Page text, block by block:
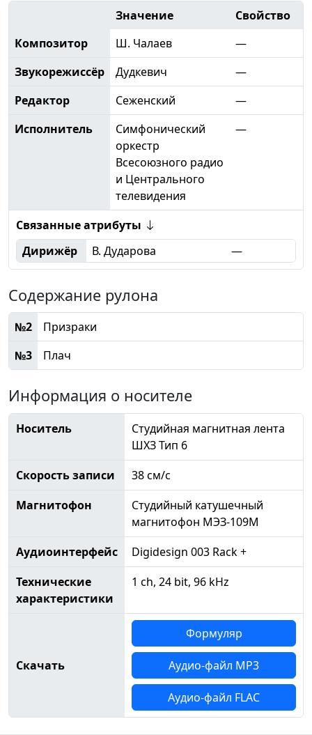
Значение
Свойство
Композитор
Ш. Чалаев
—
Звукорежиссёр
Дудкевич
—
Редактор
Сеженский
—
Исполнитель
Симфонический
оркестр
Всесоюзного радио
и Центрального
телевидения
—
Связанные атрибуты
Дирижёр
В. Дударова —
Содержание рулона
№2
Призраки
№3
Плач
Информация о носителе
Носитель
Студийная магнитная лента
ШХЗ Тип 6
Скорость записи
38 см/с
Магнитофон
Студийный катушечный
магнитофон МЭЗ-109М
Аудиоинтерфейс
Digidesign 003 Rack +
Технические
характеристики
1 ch, 24 bit, 96 kHz
Скачать
Формуляр
Аудио-файл MP3
Аудио-файл FLAC